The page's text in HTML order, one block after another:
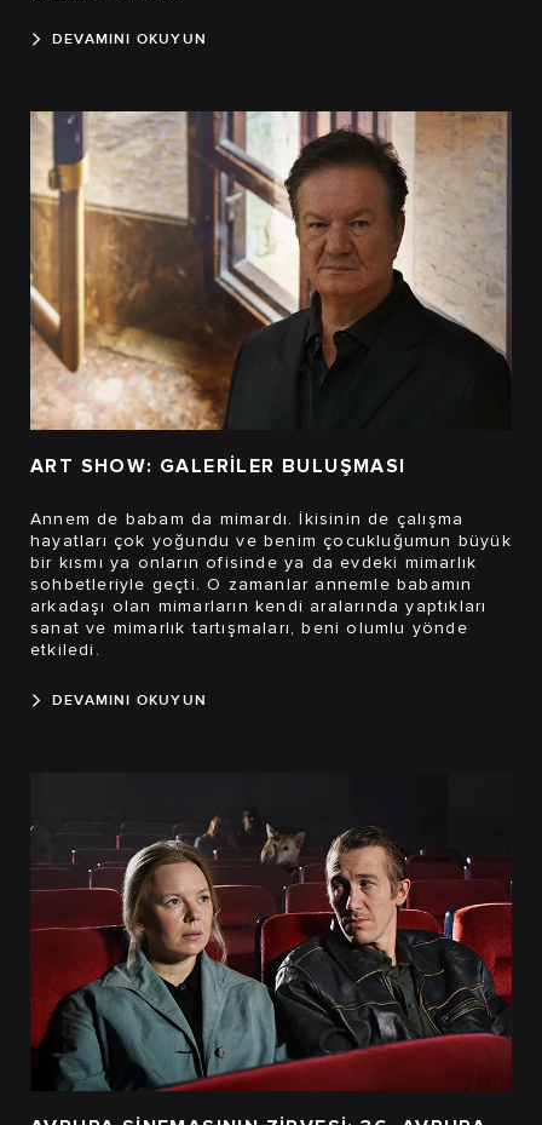
DEVAMINI OKUYUN
ART SHOW: GALERİLER BULUŞMASI
Annem de babam da mimardı. İkisinin de çalışma
hayatları çok yoğundu ve benim çocukluğumun büyük
bir kısmı ya onların ofisinde ya da evdeki mimarlık
sohbetleriyle geçti. O zamanlar annemle babamın
arkadaşı olan mimarların kendi aralarında yaptıkları
sanat ve mimarlık tartışmaları, beni olumlu yönde
etkiledi.
DEVAMINI OKUYUN